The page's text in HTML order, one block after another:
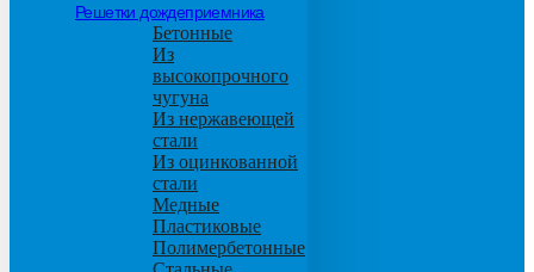
Решетки дождеприемника
Бетонные
Из
высокопрочного
чугуна
Из нержавеющей
стали
Из оцинкованной
стали
Медные
Пластиковые
Полимербетонные